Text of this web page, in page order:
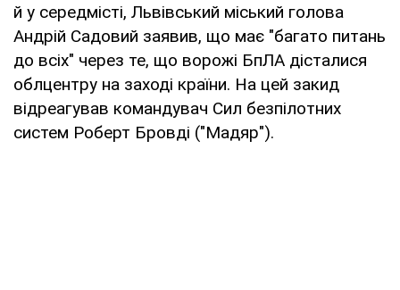
й у середмісті, Львівський міський голова
Андрій Садовий заявив, що має "багато питань
до всіх" через те, що ворожі БпЛА дісталися
облцентру на заході країни. На цей закид
відреагував командувач Сил безпілотних
систем Роберт Бровді ("Мадяр").